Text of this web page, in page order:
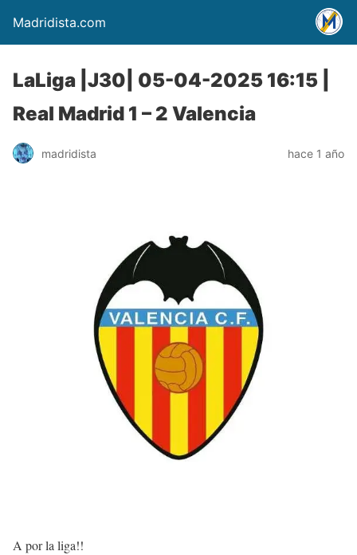
Madridista.com
LaLiga |J30| 05-04-2025 16:15 |
Real Madrid 1 – 2 Valencia
madridista hace 1 año
A por la liga!!